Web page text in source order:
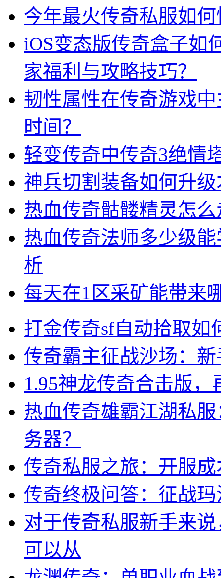
今年最火传奇私服如
iOS变态版传奇盒子如
家福利与攻略技巧？
韧性属性在传奇游戏
时间？
轻变传奇中传奇3绝情
神兵切割装备如何升
热血传奇骷髅精灵怎
热血传奇法师多少级
析
每天在1区采矿能带来
打金传奇sf自动拾取如
传奇霸主征战沙场：
1.95神龙传奇合击版
热血传奇雄霸江湖私
务器？
传奇私服之旅：开服
传奇终极问答：征战
对于传奇私服新手来
可以从